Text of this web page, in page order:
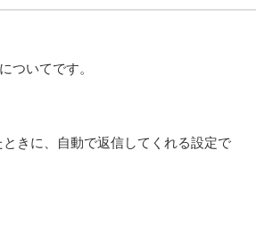
ついてです。
きに、自動で返信してくれる設定で